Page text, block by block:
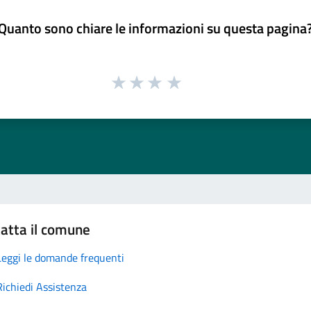
sono chiare le informazioni su questa
il comune
le domande frequenti
Assistenza